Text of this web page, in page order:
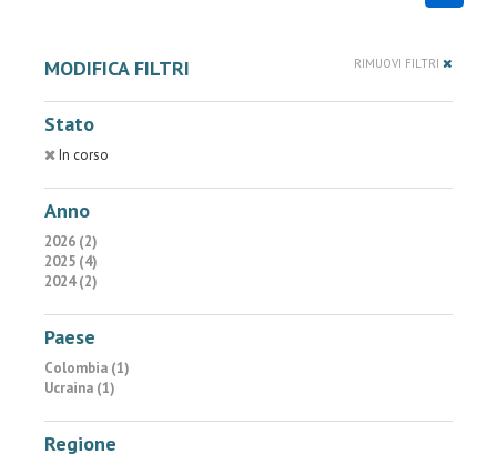
MODIFICA FILTRI RIMUOVI FILTRI
Stato
In corso
Anno
2026 (2)
2025 (4)
2024 (2)
Paese
Colombia (1)
Ucraina (1)
Regione